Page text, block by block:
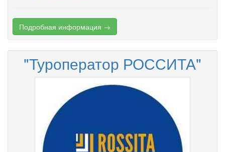
Подробная информация →
"Туроператор РОССИТА"